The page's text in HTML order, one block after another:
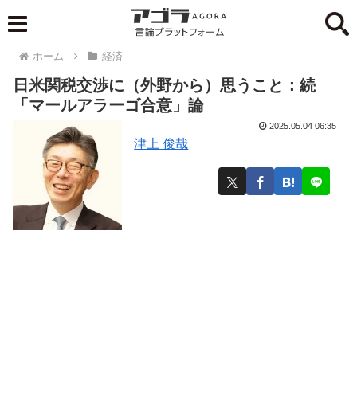
ホーム 経済
日米関税交渉に（外野から）思うこと：続
「マールアラーゴ合意」論
津上 俊哉
2025.05.04 06:35